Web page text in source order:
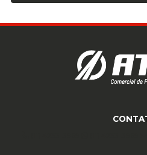
Anel para Vedação OR 329 - Cod
Anel para Vedação OR 335 Importado
Anel para Vedação OR 339 - Cod
Anel para Vedação OR 345 - Cod